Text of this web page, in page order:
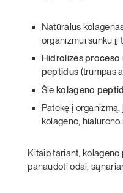
Natūralus
organizmui sunku jį
Hidrolizės proceso
peptidus (trumpas
Šiekolageno
Patekę į
kolageno,
Kitaip tariant,
panaudoti odai,